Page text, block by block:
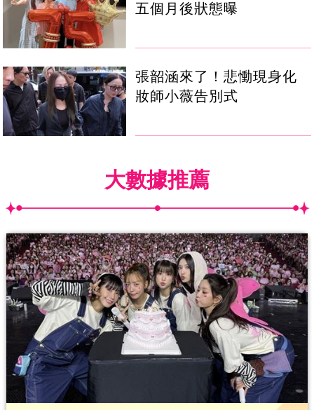
五個月後狀態曝
張韶涵來了！悲慟現身化
妝師小薇告別式
大數據推薦